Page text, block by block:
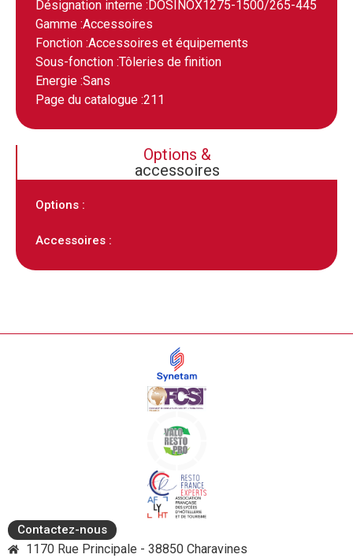
Désignation interne :DOSINOX1275-1500/265-445
Gamme :Accessoires
Fonction :Accessoires et équipements
Sous-fonction :Tôleries de finition
Energie :Sans
Page du catalogue :211
Options &
accessoires
Options :
Accessoires :
Contactez-nous
1170 Rue Principale - 38850 Charavines